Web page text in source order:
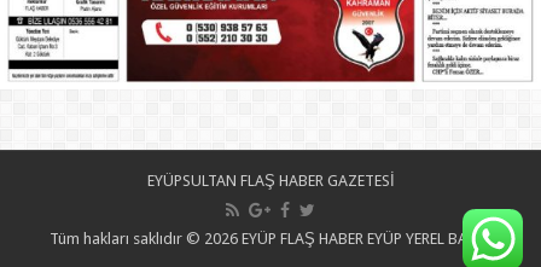
EYÜPSULTAN FLAŞ HABER GAZETESİ
Tüm hakları saklıdır © 2026 EYÜP FLAŞ HABER EYÜP YEREL BASIN